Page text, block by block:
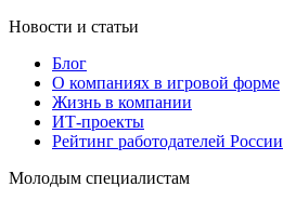
Новости и статьи
Блог
О компаниях в игровой форме
Жизнь в компании
ИТ-проекты
Рейтинг работодателей России
Молодым специалистам